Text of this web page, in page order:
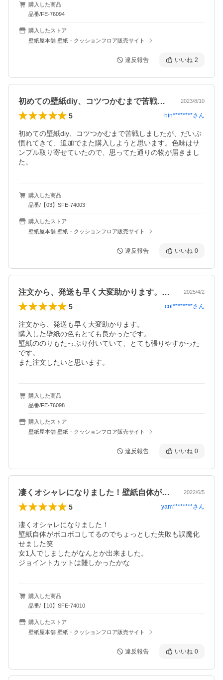
購入した商品
品番/FE-76094
購入したストア
壁紙屋本舗 壁紙・クッションフロア販売サイト
違反報告 いいね 2
初めての壁紙diy、コツつかむまで苦戦… 2023/8/10
5 hin********さん
初めての壁紙diy、コツつかむまで苦戦しましたが、だいぶ
慣れてきて、追加でまた購入しようと思います。色味はサ
ンプル取り寄せていたので、思ってた通りの物が届きまし
た。
購入した商品
品番/【03】SFE-74003
購入したストア
壁紙屋本舗 壁紙・クッションフロア販売サイト
違反報告 いいね 0
注文から、発送も早く大変助かります。購… 2025/4/2
5 col********さん
注文から、発送も早く大変助かります。
購入した壁紙の色もとても良かったです。
壁紙ののりもたっぷり付いていて、とても張りやすかった
です。
また注文したいと思います。
購入した商品
品番/FE-76098
購入したストア
壁紙屋本舗 壁紙・クッションフロア販売サイト
違反報告 いいね 0
凄くオシャレになりました！壁紙自体がボ… 2022/6/5
5 yam********さん
凄くオシャレになりました！
壁紙自体がボコボコしてるのでちょっとした失敗も誤魔化
せました笑
女1人でしましたがなんとか出来ました。
ジョイントカットは難しかったかな
購入した商品
品番/【10】SFE-74010
購入したストア
壁紙屋本舗 壁紙・クッションフロア販売サイト
違反報告 いいね 0